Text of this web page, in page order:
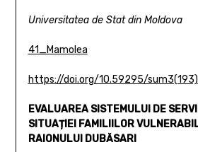
Universitatea de Stat din Moldova
41_Mamolea
https://doi.org/10.59295/
EVALUAREA SISTEMULUI DE
SITUAȚIEI FAMILIILOR
RAIONULUI DUBĂSARI